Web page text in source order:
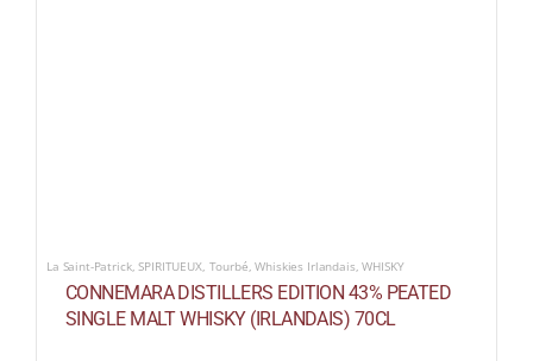
La Saint-Patrick,SPIRITUEUX Tourbé ,Whiskies Irlandais ,WHISKY
CONNEMARA DISTILLERS EDITION 43% PEATED
SINGLE MALT WHISKY (IRLANDAIS) 70CL